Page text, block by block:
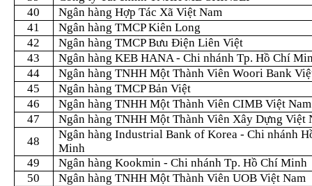
40
Ngân hàng Hợp Tác Xã Việt Nam
41
Ngân hàng TMCP Kiên Long
42
Ngân hàng TMCP Bưu Điện Liên Việt
43
Ngân hàng KEB HANA - Chi nhánh Tp. Hồ Chí
44
Ngân hàng TNHH Một Thành Viên Woori Bank
45
Ngân hàng TMCP Bản Việt
46
Ngân hàng TNHH Một Thành Viên CIMB Việt Nam
47
Ngân hàng TNHH Một Thành Viên Xây Dựng Việt
48
Ngân hàng Industrial Bank of Korea - Chi nhánh
Minh
49
Ngân hàng Kookmin - Chi nhánh Tp. Hồ Chí Minh
50
Ngân hàng TNHH Một Thành Viên UOB Việt Nam